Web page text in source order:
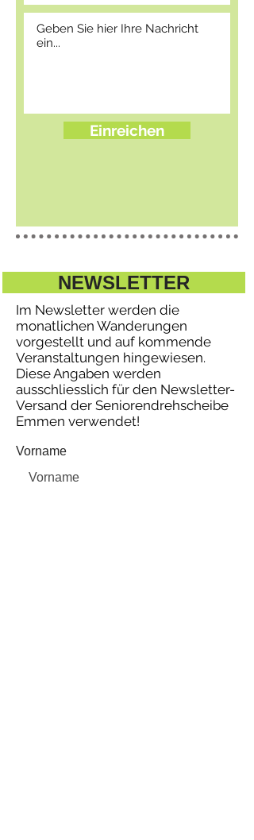
Einreichen
NEWSLETTER
Im Newsletter werden die
monatlichen Wanderungen
vorgestellt und auf kommende
Veranstaltungen hingewiesen.
Diese Angaben werden
ausschliesslich für den Newsletter-
Versand der Seniorendrehscheibe
Emmen verwendet!
Vorname